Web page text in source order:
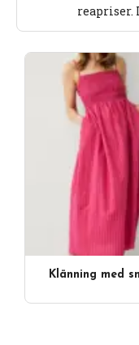
Klänning med